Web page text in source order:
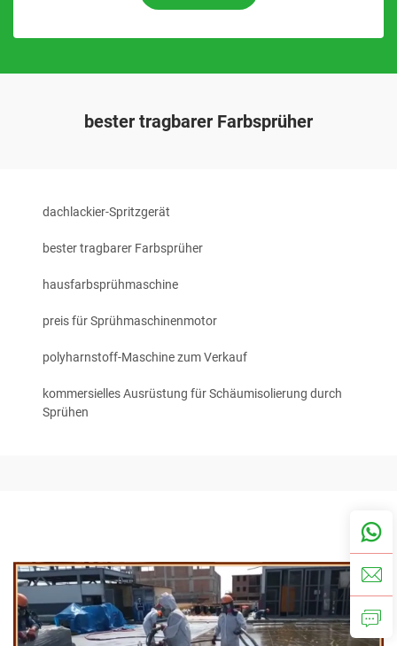
bester tragbarer Farbsprüher
dachlackier-Spritzgerät
bester tragbarer Farbsprüher
hausfarbsprühmaschine
preis für Sprühmaschinenmotor
polyharnstoff-Maschine zum Verkauf
kommersielles Ausrüstung für Schäumisolierung durch
Sprühen